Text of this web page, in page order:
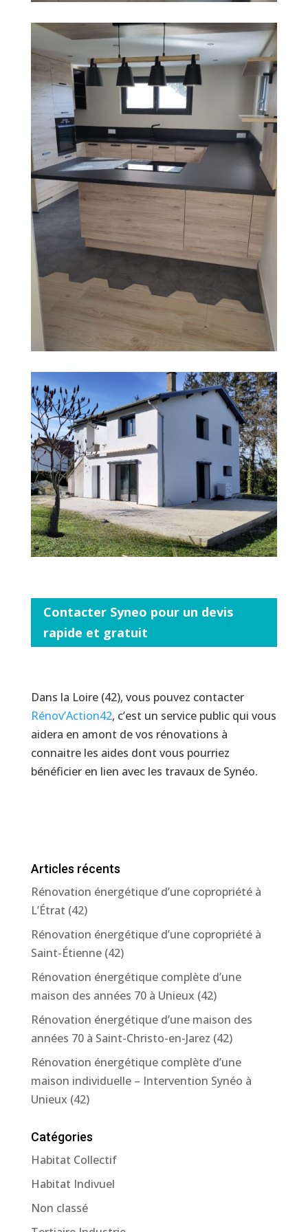
Contacter Syneo pour un devis
rapide et gratuit
Dans la Loire (42), vous pouvez contacter
Rénov’Action42, c’est un service public qui vous
aidera en amont de vos rénovations à
connaitre les aides dont vous pourriez
bénéficier en lien avec les travaux de Synéo.
Articles récents
Rénovation énergétique d’une copropriété à
L’Étrat (42)
Rénovation énergétique d’une copropriété à
Saint-Étienne (42)
Rénovation énergétique complète d’une
maison des années 70 à Unieux (42)
Rénovation énergétique d’une maison des
années 70 à Saint-Christo-en-Jarez (42)
Rénovation énergétique complète d’une
maison individuelle – Intervention Synéo à
Unieux (42)
Catégories
Habitat Collectif
Habitat Indivuel
Non classé